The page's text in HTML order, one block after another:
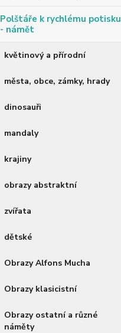
Polštáře k rychlému potisku
- námět
květinový a přírodní
města, obce, zámky, hrady
dinosauři
mandaly
krajiny
obrazy abstraktní
zvířata
dětské
Obrazy Alfons Mucha
Obrazy klasicistní
Obrazy ostatní a různé
náměty